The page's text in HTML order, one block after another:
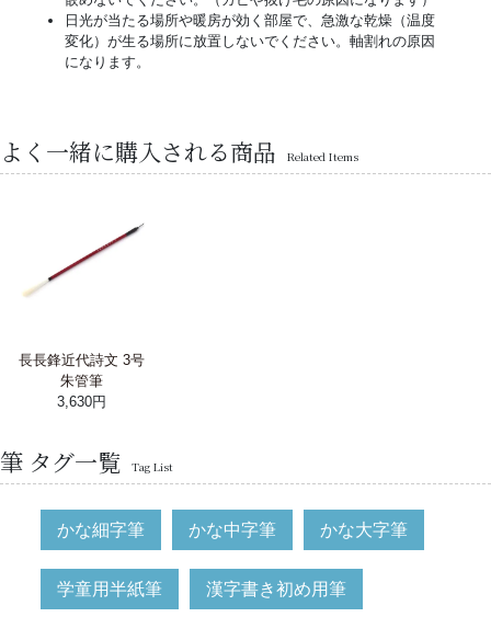
日光が当たる場所や暖房が効く部屋で、急激な乾燥（温度
変化）が生る場所に放置しないでください。軸割れの原因
になります。
よく一緒に購入される商品 Related Items
長長鋒近代詩文 3号
朱管筆
3,630円
筆 タグ一覧 Tag List
かな細字筆 かな中字筆 かな大字筆
学童用半紙筆 漢字書き初め用筆